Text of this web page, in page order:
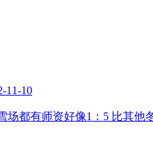
11-10
都有师资好像1：5 比其他